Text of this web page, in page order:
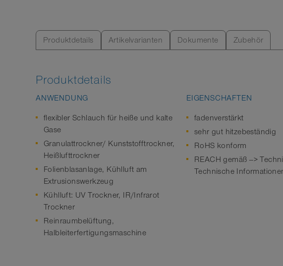
Produktdetails Artikelvarianten Dokumente Zubehör
Produktdetails
ANWENDUNG
flexibler Schlauch für heiße und kalte
Gase
Granulattrockner/ Kunststofftrockner,
Heißlufttrockner
Folienblasanlage, Kühlluft am
Extrusionswerkzeug
Kühlluft: UV Trockner, IR/Infrarot
Trockner
Reinraumbelüftung,
Halbleiterfertigungsmaschine
EIGENSCHAFTEN
fadenverstärkt
sehr gut hitzebeständig
RoHS konform
REACH gemäß -->
Technische